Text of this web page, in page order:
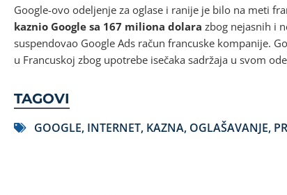
Google-ovo odeljenje za oglase i ranije je bilo na meti
kaznio Google sa 167 miliona dolara zbog nejasnih i
suspendovao Google Ads račun francuske kompanije.
u Francuskoj zbog upotrebe isečaka sadržaja u svom
TAGOVI
GOOGLE, INTERNET, KAZNA, OGLAŠAVANJE,